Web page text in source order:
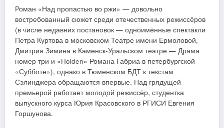
Роман «Над пропастью во ржи» — довольно
востребованный сюжет среди отечественных режиссёров
(в числе недавних постановок — одноимённые спектакли
Петра Куртова в московском Театре имени Ермоловой,
Дмитрия Зимина в Каменск-Уральском театре — Драма
номер три и «Holden» Романа Габриа в петербургской
«Субботе»), однако в Тюменском БДТ к текстам
Сэлинджера обращаются впервые. Над грядущей
премьерой работает молодой режиссёр, студентка
выпускного курса Юрия Красовского в РГИСИ Евгения
Горшунова.